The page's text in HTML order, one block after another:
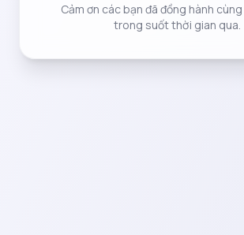
Cảm ơn các bạn đã đồng hành
trong suốt thời gian qua.